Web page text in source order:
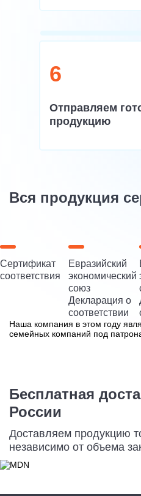
6
Отправляем
продукцию
Вся продукция
Сертификат
соответствия
Евразийский
экономический
союз
Декларация о
соответствии
Наша компания в этом году
семейных компаний под
Бесплатная
России
Доставляем продукцию
независимо от объема